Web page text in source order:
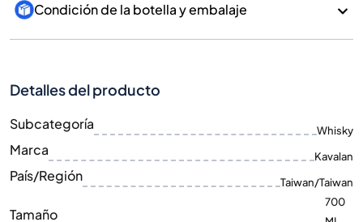
Condición de la botella y embalaje
Detalles del producto
Subcategoría Whisky
Marca Kavalan
País/Región Taiwan/Taiwan
Tamaño
700